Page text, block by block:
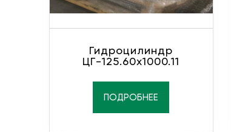
Гидроцилиндр
ЦГ-125.60х1000.11
ПОДРОБНЕЕ